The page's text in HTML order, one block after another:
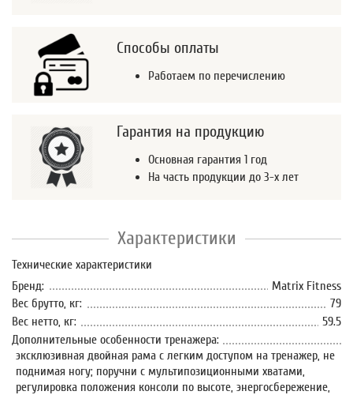
Способы оплаты
Работаем по перечислению
Гарантия на продукцию
Основная гарантия 1 год
На часть продукции до 3-х лет
Характеристики
Технические характеристики
Бренд:
Matrix Fitness
Вес брутто, кг:
79
Вес нетто, кг:
59.5
Дополнительные особенности тренажера:
эксклюзивная двойная рама с легким доступом на тренажер, не
поднимая ногу; поручни с мультипозиционными хватами,
регулировка положения консоли по высоте, энергосбережение,